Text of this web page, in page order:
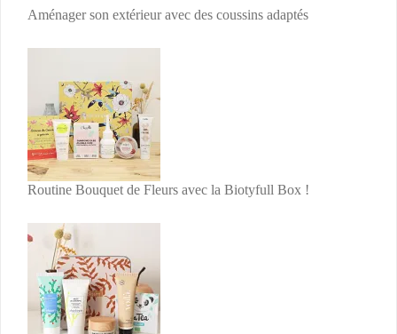
Aménager son extérieur avec des coussins adaptés
Routine Bouquet de Fleurs avec la Biotyfull Box !